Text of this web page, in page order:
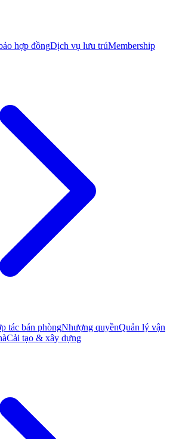
hợp đồngDịch vụ lưu trúMembership
tác bán phòngNhượng quyềnQuản lý vận
Cải tạo & xây dựng